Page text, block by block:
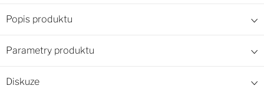
Popis produktu
Parametry produktu
Diskuze